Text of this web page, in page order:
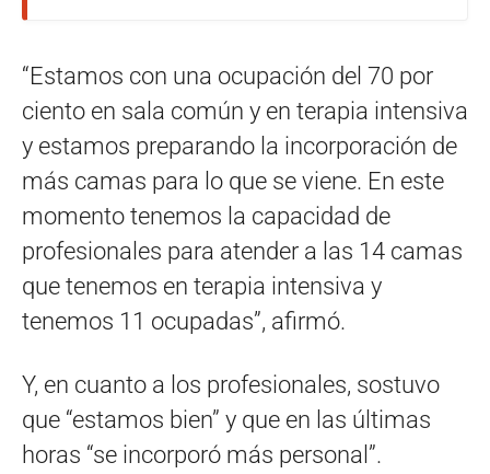
“Estamos con una ocupación del 70 por
ciento en sala común y en terapia intensiva
y estamos preparando la incorporación de
más camas para lo que se viene. En este
momento tenemos la capacidad de
profesionales para atender a las 14 camas
que tenemos en terapia intensiva y
tenemos 11 ocupadas”, afirmó.
Y, en cuanto a los profesionales, sostuvo
que “estamos bien” y que en las últimas
horas “se incorporó más personal”.